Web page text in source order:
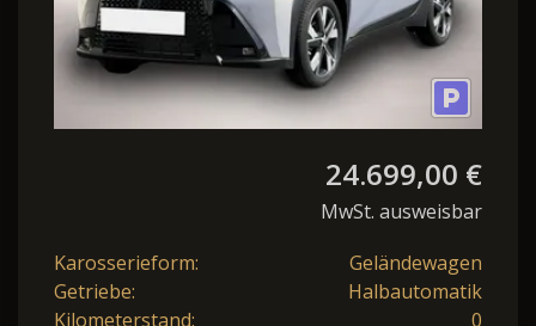
24.699,00 €
MwSt. ausweisbar
Karosserieform:
Geländewagen
Getriebe:
Halbautomatik
Kilometerstand:
0